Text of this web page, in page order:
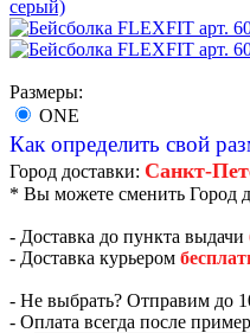
Размеры:
ONE
Как определить свой
Город доставки: Санкт-
* Вы можете сменить Город
- Доставка до пункта выдачи
- Доставка курьером
- Не выбрать? Отправим до
- Оплата всегда после